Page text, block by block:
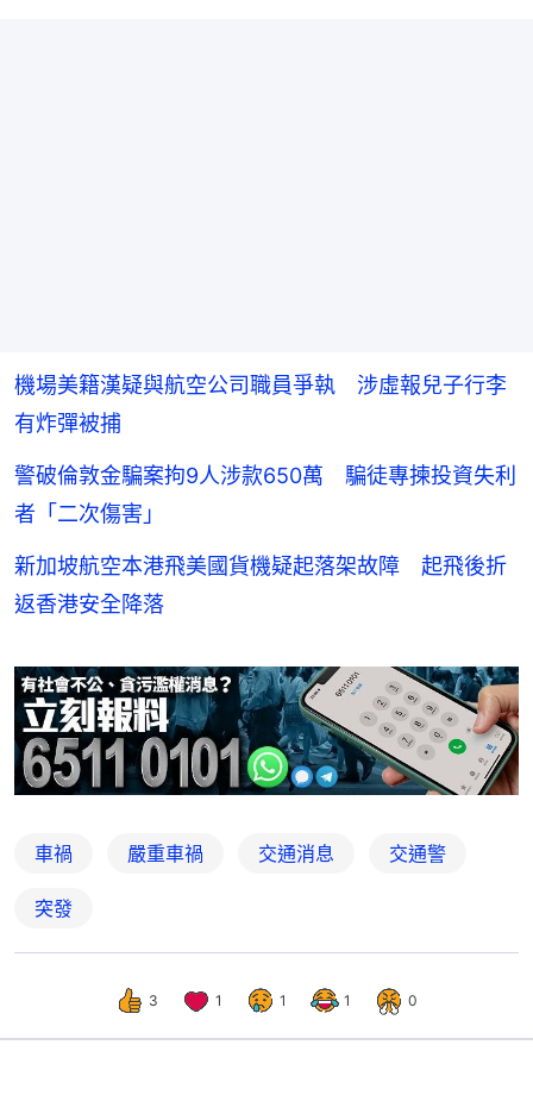
機場美籍漢疑與航空公司職員爭執 涉虛報兒子行李
有炸彈被捕
警破倫敦金騙案拘9人涉款650萬 騙徒專揀投資失利
者「二次傷害」
新加坡航空本港飛美國貨機疑起落架故障 起飛後折
返香港安全降落
車禍 嚴重車禍 交通消息 交通警
突發
3 1 1 1 0